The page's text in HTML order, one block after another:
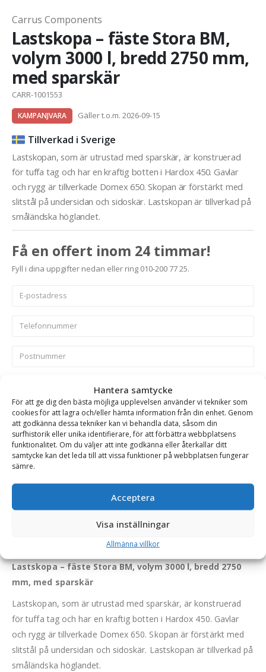
Hantera samtycke
För att ge dig den bästa möjliga upplevelsen använder vi tekniker som
cookies för att lagra och/eller hämta information från din enhet. Genom
att godkänna dessa tekniker kan vi behandla data, såsom din
surfhistorik eller unika identifierare, för att förbättra webbplatsens
funktionalitet. Om du väljer att inte godkänna eller återkallar ditt
samtycke kan det leda till att vissa funktioner på webbplatsen fungerar
sämre.
Acceptera
Visa inställningar
Allmänna villkor
Carrus Components
Lastskopa – fäste Stora BM,
volym 3000 l, bredd 2750 mm,
med sparskär
CARR-1001553
KAMPANJVARA Gäller t.o.m. 2026-09-15
Tillverkad i Sverige
Lastskopan, som är utrustad med sparskär, är konstruerad
för tuffa tag och har en kraftig botten i Hardox 450. Gavlar
och rygg är tillverkade Domex 650. Skopan är förstärkt med
slitstål på undersidan och sidoskär. Lastskopan är tillverkad på
småländska höglandet.
Få en offert inom 24 timmar!
Fyll i dina uppgifter nedan eller ring 010-200 77 25.
Skicka
Se alla produkter inom samma kategori
Lastskopa – fäste Stora BM, volym 3000 l, bredd 2750
mm, med sparskär
Lastskopan, som är utrustad med sparskär, är konstruerad
för tuffa tag och har en kraftig botten i Hardox 450. Gavlar
och rygg är tillverkade Domex 650. Skopan är förstärkt med
slitstål på undersidan och sidoskär. Lastskopan är tillverkad på
småländska höglandet.